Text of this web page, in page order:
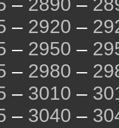
– 2890 –
– 2920 –
– 2950 –
– 2980 –
– 3010 –
– 3040 –